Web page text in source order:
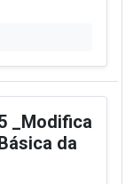
_Modifica
da